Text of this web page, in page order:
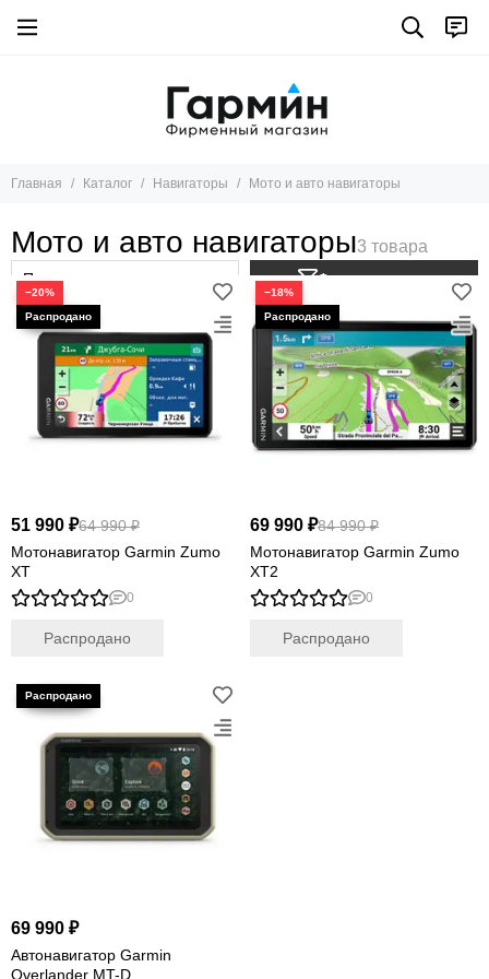
Туристические навигаторы
Главная Каталог Навигаторы Мото и авто навигаторы
Мото и авто навигаторы
Фильтр товаров
−20%
51 990 ₽64 990 ₽
Мотонавигатор Garmin Zumo
XT
0
Распродано
−18%
69 990 ₽84 990 ₽
Мотонавигатор Garmin Zumo
XT2
0
Распродано
69 990 ₽
Автонавигатор Garmin
Overlander MT-D